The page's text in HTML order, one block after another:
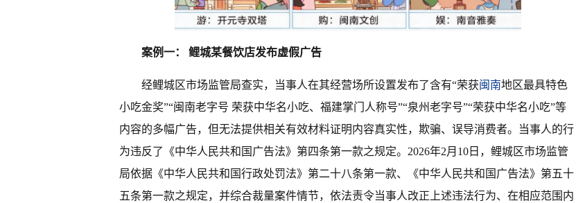
案例一： 鲤城某餐饮店发布虚假广告
经鲤城区市场监管局查实，当事人在其经营场所设置发布了含有“荣获闽南地区最具特色
小吃金奖”“闽南老字号 荣获中华名小吃、福建掌门人称号”“泉州老字号”“荣获中华名小吃”等
内容的多幅广告，但无法提供相关有效材料证明内容真实性，欺骗、误导消费者。当事人的行
为违反了《中华人民共和国广告法》第四条第一款之规定。2026年2月10日，鲤城区市场监管
局依据《中华人民共和国行政处罚法》第二十八条第一款、《中华人民共和国广告法》第五十
五条第一款之规定，并综合裁量案件情节，依法责令当事人改正上述违法行为、在相应范围内